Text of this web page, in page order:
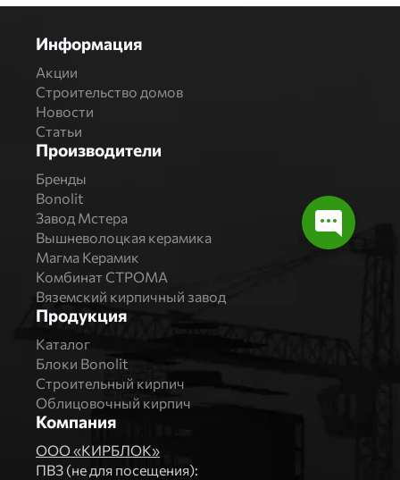
Информация
Акции
Строительство домов
Новости
Статьи
Производители
Бренды
Bonolit
Завод Мстера
Вышневолоцкая керамика
Магма Керамик
Комбинат СТРОМА
Вяземский кирпичный завод
Продукция
Каталог
Блоки Bonolit
Строительный кирпич
Облицовочный кирпич
Компания
ООО «КИРБЛОК»
ПВЗ (не для посещения):